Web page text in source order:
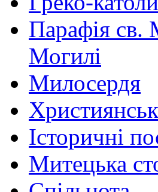
Парафія св.
Могилі
Милосердя
Історичні
Митецька